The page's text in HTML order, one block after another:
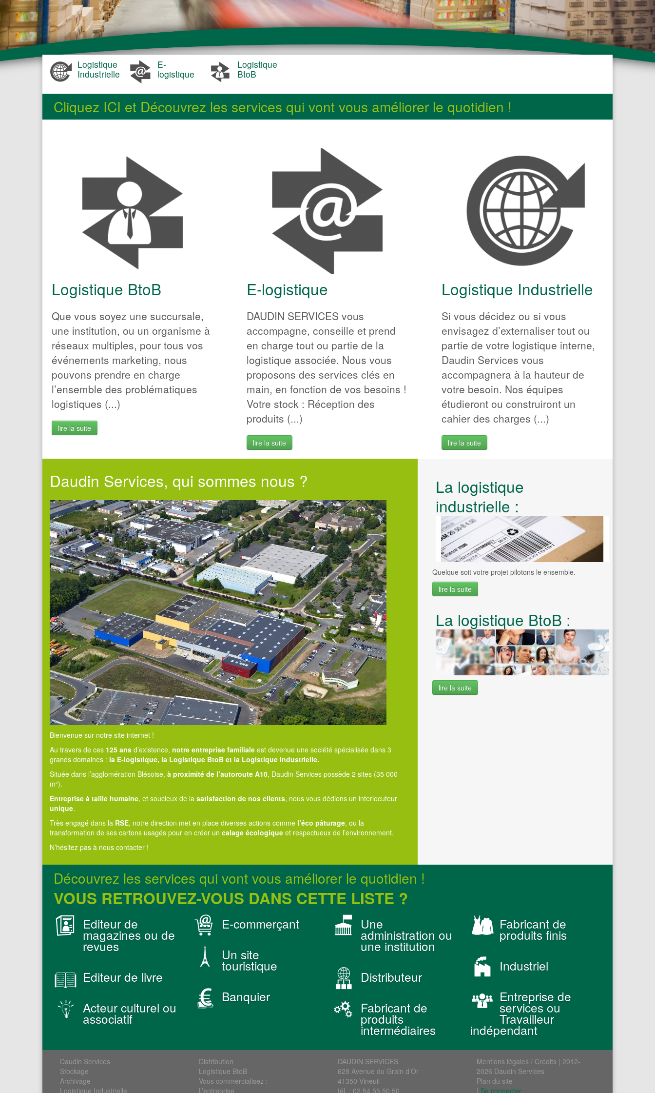
Logistique
Industrielle
E-
logistique
Logistique
BtoB
Cliquez ICI et Découvrez les services qui vont vous améliorer le quotidien !
VOUS ETES :
Editeur de
magazines ou de
revues
Editeur de livre
Acteur culturel ou
associatif
touristique
administration ou
une institution
Distributeur
produits
Fabricant de
produits finis
Industriel
Entreprise de
services ou
Travailleur
indépendant
Logistique BtoB
Que vous soyez une succursale,
une institution, ou un organisme à
réseaux multiples, pour tous vos
événements marketing, nous
pouvons prendre en charge
l’ensemble des problématiques
logistiques (...)
lire la suite
E-logistique
DAUDIN SERVICES vous
accompagne, conseille et prend
en charge tout ou partie de la
logistique associée. Nous vous
proposons des services clés en
main, en fonction de vos besoins !
Votre stock : Réception des
produits (...)
lire la suite
Logistique Industrielle
Si vous décidez ou si vous
envisagez d’externaliser tout ou
partie de votre logistique interne,
Daudin Services vous
accompagnera à la hauteur de
votre besoin. Nos équipes
étudieront ou construiront un
cahier des charges (...)
lire la suite
Daudin Services, qui sommes nous ?
Bienvenue sur notre site internet !
Au travers de ces 125 ans d’existence,notre entreprise familiale est devenue une société spécialisée dans 3
grands domaines : la E-logistique, la Logistique BtoB et la Logistique Industrielle.
Située dans l’agglomération Blésoise,à proximité de l’autoroute A10, Daudin Services possède 2 sites (35 000
m²).
Entreprise à taille humaine, et soucieux de lasatisfaction de nos clients, nous vous dédions un interlocuteur
unique.
Très engagé dans la RSE, notre direction met en place diverses actions comme l’éco pâturage, ou la
transformation de ses cartons usagés pour en créer uncalage écologique et respectueux de l’environnement.
N’hésitez pas à nous contacter !
La logistique
industrielle :
Quelque soit votre projet pilotons le ensemble.
lire la suite
La logistique BtoB :
lire la suite
Découvrez les services qui vont vous améliorer le quotidien !
VOUS RETROUVEZ-VOUS DANS CETTE LISTE ?
Editeur de
magazines ou de
revues
Editeur de livre
Acteur culturel ou
associatif
E-commerçant
Un site
touristique
Banquier
Une
administration ou
une institution
Distributeur
Fabricant de
produits
intermédiaires
Fabricant de
produits finis
Industriel
Entreprise de
services ou
Travailleur
indépendant
Daudin Services
Stockage
Archivage
Logistique Industrielle
Distribution
Logistique BtoB
Vous commercialisez :
L’entreprise
DAUDIN SERVICES
628 Avenue du Grain d’Or
41350 Vineuil
tél. : 02 54 55 50 50
Mentions légales / Crédits | 2012-
2026 Daudin Services
Plan du site
| Se connecter